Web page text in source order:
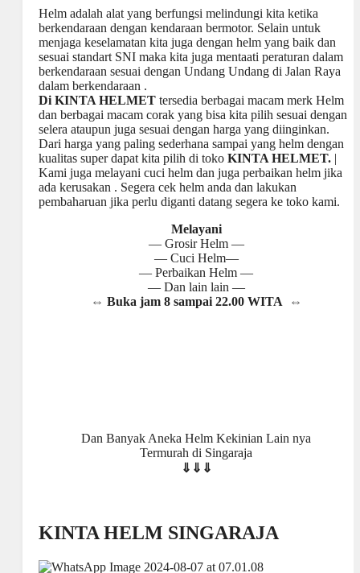
Helm adalah alat yang berfungsi melindungi kita ketika
berkendaraan dengan kendaraan bermotor. Selain untuk
menjaga keselamatan kita juga dengan helm yang baik dan
sesuai standart SNI maka kita juga mentaati peraturan dalam
berkendaraan sesuai dengan Undang Undang di Jalan Raya
dalam berkendaraan .
Di KINTA HELMET tersedia berbagai macam merk Helm
dan berbagai macam corak yang bisa kita pilih sesuai dengan
selera ataupun juga sesuai dengan harga yang diinginkan.
Dari harga yang paling sederhana sampai yang helm dengan
kualitas super dapat kita pilih di toko KINTA HELMET. |
Kami juga melayani cuci helm dan juga perbaikan helm jika
ada kerusakan . Segera cek helm anda dan lakukan
pembaharuan jika perlu diganti datang segera ke toko kami.
Melayani
— Grosir Helm —
— Cuci Helm—
— Perbaikan Helm —
— Dan lain lain —
⇔ Buka jam 8 sampai 22.00 WITA ⇔
Dan Banyak Aneka Helm Kekinian Lain nya
Termurah di Singaraja
⇓⇓⇓
KINTA HELM SINGARAJA